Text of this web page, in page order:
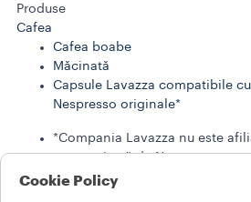
Produse
Cafea
Cafea boabe
Măcinată
Capsule Lavazza compatibile
Nespresso originale*
*Compania Lavazza nu este
sponsorizată de Nespresso
LAVAZZA STORIES
Cookie Policy